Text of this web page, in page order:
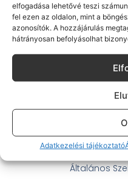
elfogadása lehetővé teszi
fel ezen az oldalon, mint a
azonosítók. A hozzájárulás
hátrányosan befolyásolhat
Adatkezelési tájékoztató
Gyakran
Probléma
OTP
Klarna
Általános